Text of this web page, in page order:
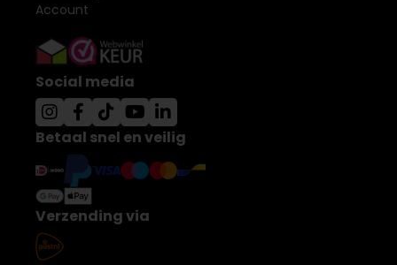
Account
Social media
Betaal snel en veilig
Verzending via